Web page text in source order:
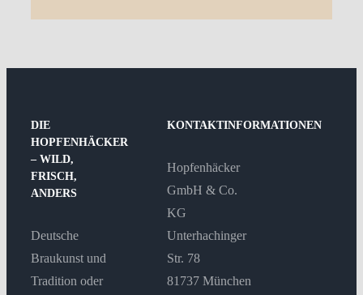
DIE
HOPFENHÄCKER
– WILD,
FRISCH,
ANDERS
Deutsche
Braukunst und
Tradition oder
KONTAKTINFORMATIONEN
Hopfenhäcker
GmbH & Co.
KG
Unterhachinger
Str. 78
81737 München